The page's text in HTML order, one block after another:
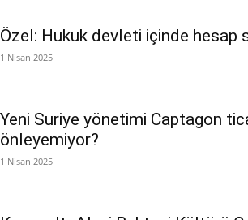
Özel: Hukuk devleti içinde hesap
1 Nisan 2025
Yeni Suriye yönetimi Captagon
önleyemiyor?
1 Nisan 2025